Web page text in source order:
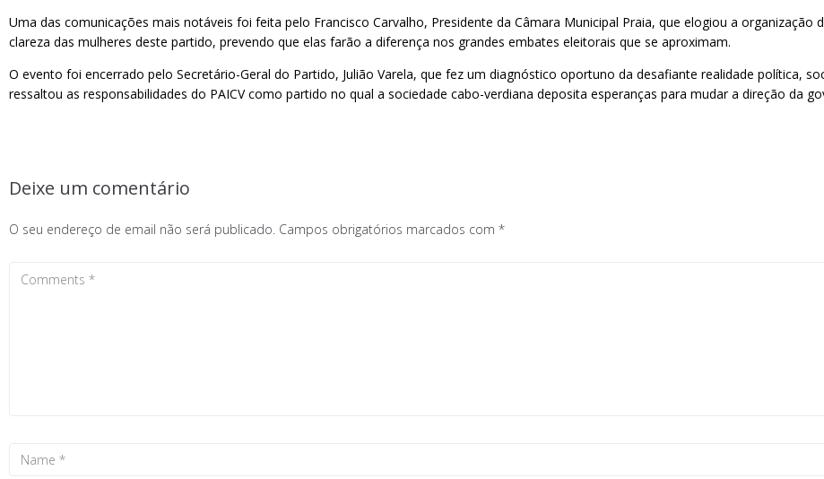
Uma das comunicações mais notáveis foi feita pelo Francisco Carvalho, Presidente da Câmara Municipal Praia, que elogiou a organização
clareza das mulheres deste partido, prevendo que elas farão a diferença nos grandes embates eleitorais que se aproximam.
O evento foi encerrado pelo Secretário-Geral do Partido, Julião Varela, que fez um diagnóstico oportuno da desafiante realidade política,
ressaltou as responsabilidades do PAICV como partido no qual a sociedade cabo-verdiana deposita esperanças para mudar a direção da
Deixe um comentário
O seu endereço de email não será publicado. Campos obrigatórios marcados com *